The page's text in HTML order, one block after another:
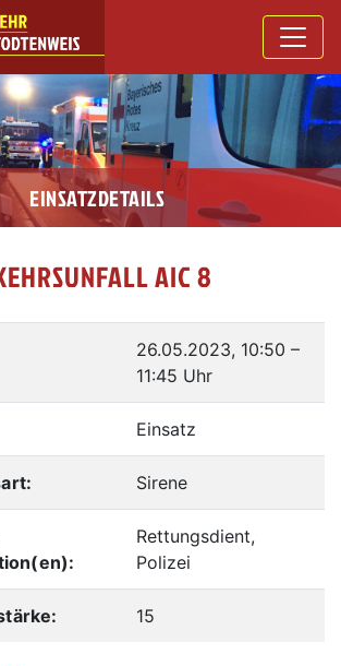
EINSATZDETAILS
AIC 8
26.05.2023, 10:50 –
11:45 Uhr
Einsatz
Sirene
Rettungsdient,
Polizei
15